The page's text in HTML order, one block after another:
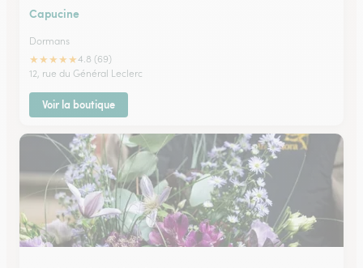
Capucine
Dormans
★★★★★4.8 (69)
12, rue du Général Leclerc
Voir la boutique